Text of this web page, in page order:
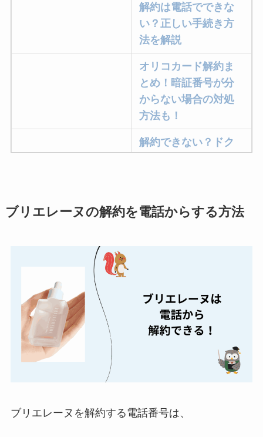
解約は電話でできな
い？正しい手続き方
法を解説
オリコカード解約ま
とめ！暗証番号が分
からない場合の対処
方法も！
解約できない？ドク
解約方法まとめ！契
とめ！最短手続きや
ベストタイミングを
詳しく解説！
ユンス美容液の解約
まとめ！電話が繋が
なにわサプリ
ブリエレーヌの解約を電話からする方法
ブリエレーヌを解約する電話番号は、